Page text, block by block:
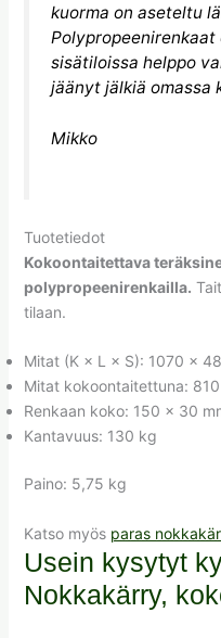
kuorma on aseteltu
sisätiloissa helppo
jäänyt jälkiä omassa
Mikko
Tuotetiedot
Kokoontaitettava
polypropeenirenkailla.
tilaan.
Mitat (K × L × S): 1070 ×
Mitat kokoontaitettuna:
Renkaan koko: 150 × 30
Kantavuus: 130 kg
Paino: 5,75 kg
Katso myös paras
Usein kysytyt
Nokkakärry,